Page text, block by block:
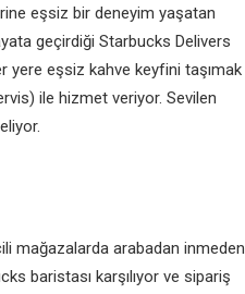
eşsiz bir deneyim yaşatan
geçirdiği Starbucks Delivers
yere eşsiz kahve keyfini taşımak
ile hizmet veriyor. Sevilen
mağazalarda arabadan inmeden
baristası karşılıyor ve sipariş